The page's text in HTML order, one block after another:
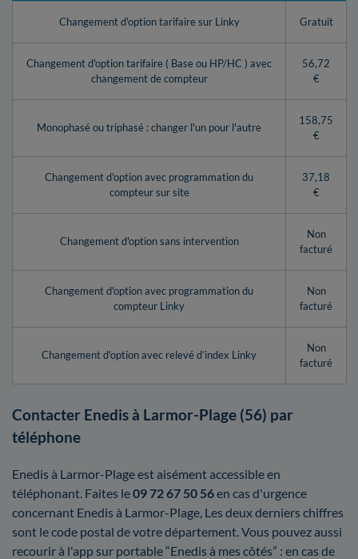
Changement d'option tarifaire sur Linky Gratuit
Changement d'option tarifaire ( Base ou HP/HC ) avec
changement de compteur
56,72
€
Monophasé ou triphasé : changer l'un pour l'autre
158,75
€
Changement d'option avec programmation du
compteur sur site
37,18
€
Changement d'option sans intervention
Non
facturé
Changement d'option avec programmation du
compteur Linky
Non
facturé
Changement d'option avec relevé d’index Linky
Non
facturé
Contacter Enedis à Larmor-Plage (56) par
téléphone
Enedis à Larmor-Plage est aisément accessible en
téléphonant. Faites le09 72 67 50 56en cas d'urgence
concernant Enedis à Larmor-Plage, Les deux derniers chiffres
sont le code postal de votre département. Vous pouvez aussi
recourir à l'app sur portable “Enedis à mes côtés” : en cas de